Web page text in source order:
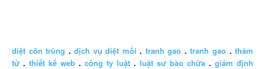
diệt côn trùng .dịch vụ diệt mối . tranh gao .tranh gao .thám
tử . thiết kế web . công ty luật . luật sư bào chữa . giám định